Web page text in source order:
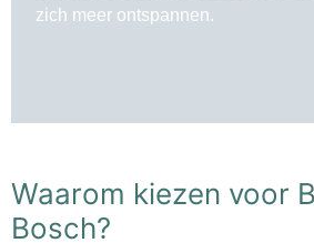
zich meer ontspannen.
Waarom kiezen voor
Bosch?